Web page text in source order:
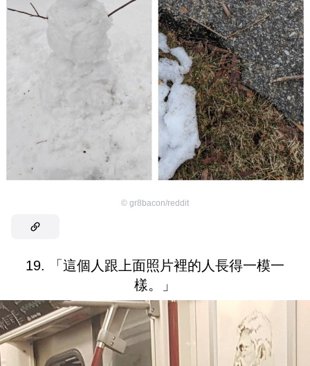
© gr8bacon/reddit
19. 「這個人跟上面照片裡的人長得一模一
樣。」